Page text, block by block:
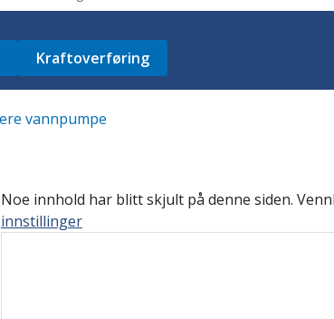
Kraftoverføring
vannpumpe
Noe innhold har blitt skjult på denne siden.
innstillinger